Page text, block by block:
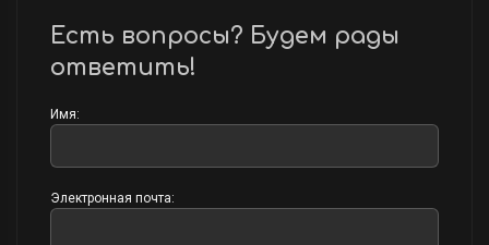
Есть вопросы? Будем рады
ответить!
Имя:
Электронная почта: